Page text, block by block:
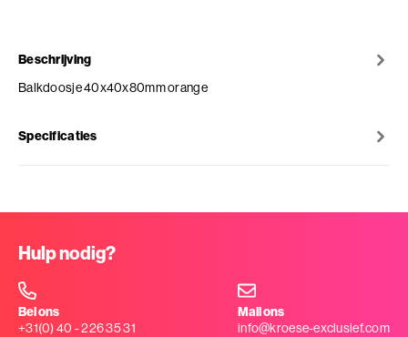
Beschrijving
Balkdoosje 40x40x80mm orange
Specificaties
Hulp nodig?
Bel ons
+31(0) 40 - 226 35 31
Mail ons
info@kroese-exclusief.com